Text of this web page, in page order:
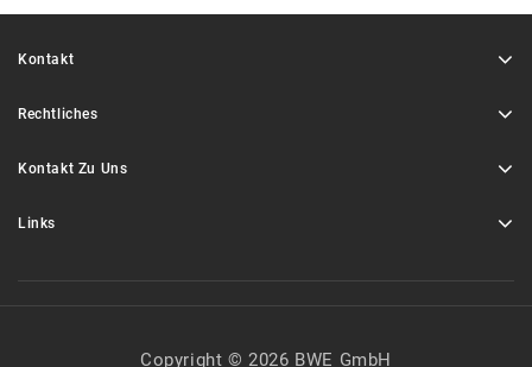
Kontakt
Rechtliches
Kontakt Zu Uns
Links
Copyright © 2026 BWE GmbH